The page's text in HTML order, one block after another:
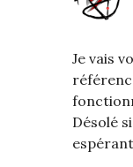
Je vais
Désolé